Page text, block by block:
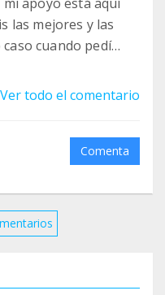
las mejores y las
cuando pedí
Ver todo el comentario
Comenta